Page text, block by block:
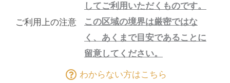
ご利用上の注意
してご利用いただくものです。
この区域の境界は厳密ではな
く、あくまで目安であることに
留意してください。
わからない方はこちら